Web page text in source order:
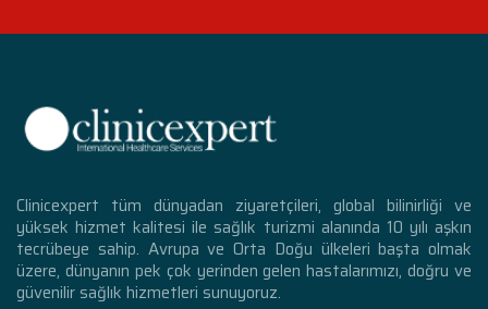
Clinicexpert tüm dünyadan ziyaretçileri, global bilinirliği ve
yüksek hizmet kalitesi ile sağlık turizmi alanında 10 yılı aşkın
tecrübeye sahip. Avrupa ve Orta Doğu ülkeleri başta olmak
üzere, dünyanın pek çok yerinden gelen hastalarımızı, doğru ve
güvenilir sağlık hizmetleri sunuyoruz.